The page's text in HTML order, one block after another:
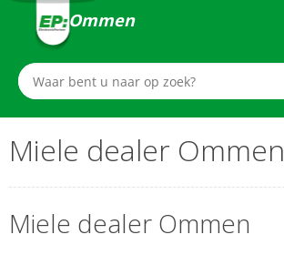
Ommen
Miele dealer Ommen
Miele dealer Ommen